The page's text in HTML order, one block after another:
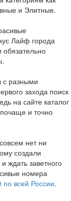
и Элитные.
Лайф города
с разными
захода поиск
на сайте каталог
и точно
нет ни
создали
ждать заветного
номера
по всей России.